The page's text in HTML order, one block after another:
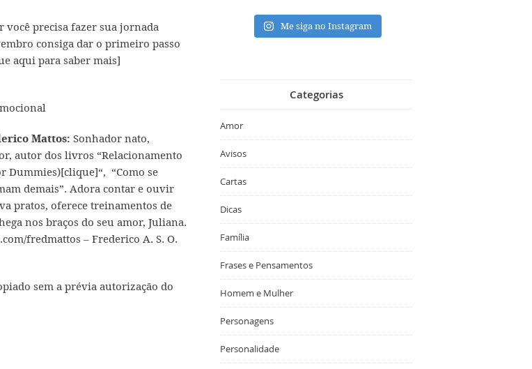
você precisa fazer sua jornada
consiga dar o primeiro passo
aqui para saber mais]
Mattos: Sonhador nato,
autor dos livros “Relacionamento
Dummies)[clique]“, “Como se
demais”. Adora contar e ouvir
pratos, oferece treinamentos de
nos braços do seu amor, Juliana.
fredmattos – Frederico A. S. O.
sem a prévia autorização do
Me siga no Instagram
Categorias
Amor
Avisos
Cartas
Dicas
Família
Frases e Pensamentos
Homem e Mulher
Personagens
Personalidade